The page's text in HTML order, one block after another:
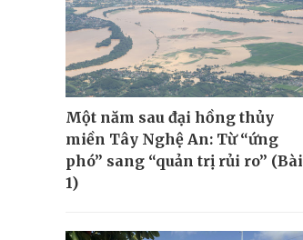
Một năm sau đại hồng thủy
miền Tây Nghệ An: Từ “ứng
phó” sang “quản trị rủi ro” (Bài
1)